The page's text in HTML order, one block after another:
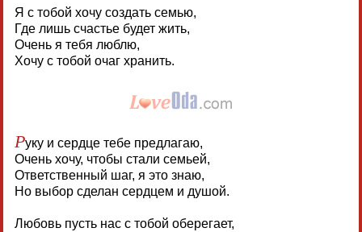
Я с тобой хочу создать семью,
Где лишь счастье будет жить,
Очень я тебя люблю,
Хочу с тобой очаг хранить.
Руку и сердце тебе предлагаю,
Очень хочу, чтобы стали семьей,
Ответственный шаг, я это знаю,
Но выбор сделан сердцем и душой.
Любовь пусть нас с тобой оберегает,